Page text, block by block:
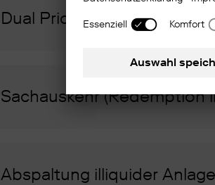
Dual Pricing
Sachauskehr (Redemption
Abspaltung illiquider